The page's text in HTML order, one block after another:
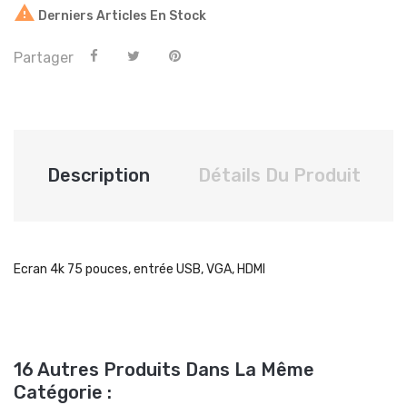
 Derniers Articles En Stock
Partager
Description Détails Du Produit
Ecran 4k 75 pouces, entrée USB, VGA, HDMI
16 Autres Produits Dans La Même
Catégorie :